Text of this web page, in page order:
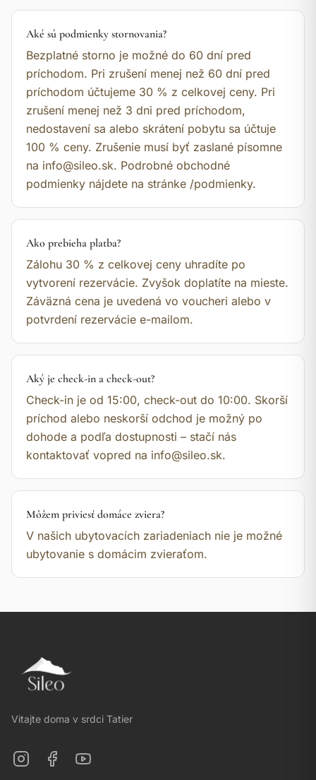
Aké sú podmienky stornovania?
Bezplatné storno je možné do 60 dní pred
príchodom. Pri zrušení menej než 60 dní pred
príchodom účtujeme 30 % z celkovej ceny. Pri
zrušení menej než 3 dni pred príchodom,
nedostavení sa alebo skrátení pobytu sa účtuje
100 % ceny. Zrušenie musí byť zaslané písomne
na info@sileo.sk. Podrobné obchodné
podmienky nájdete na stránke /podmienky.
Ako prebieha platba?
Zálohu 30 % z celkovej ceny uhradíte po
vytvorení rezervácie. Zvyšok doplatíte na mieste.
Záväzná cena je uvedená vo voucheri alebo v
potvrdení rezervácie e-mailom.
Aký je check-in a check-out?
Check-in je od 15:00, check-out do 10:00. Skorší
príchod alebo neskorší odchod je možný po
dohode a podľa dostupnosti – stačí nás
kontaktovať vopred na info@sileo.sk.
Môžem priviesť domáce zviera?
V našich ubytovacích zariadeniach nie je možné
ubytovanie s domácim zvieraťom.
Vitajte doma v srdci Tatier